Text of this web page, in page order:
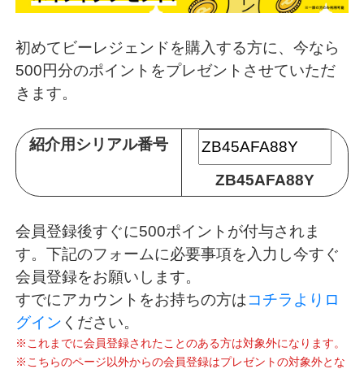
初めてビーレジェンドを購入する方に、今なら
500円分のポイントをプレゼントさせていただ
きます。
紹介用シリアル番号
ZB45AFA88Y
会員登録後すぐに500ポイントが付与されま
す。下記のフォームに必要事項を入力し今すぐ
会員登録をお願いします。
すでにアカウントをお持ちの方はコチラよりロ
グイン ください。
※これまでに会員登録されたことのある方は対象外になります。
※こちらのページ以外からの会員登録はプレゼントの対象外とな